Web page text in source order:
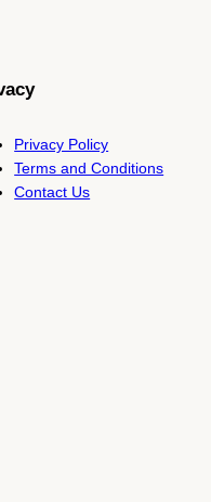
Privacy Policy
Terms and Conditions
Contact Us